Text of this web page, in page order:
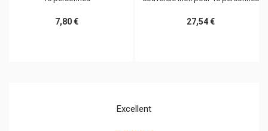
7,80 € 27,54 €
Excellent